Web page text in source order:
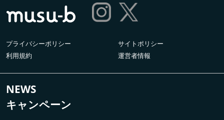
プライバシーポリシー
サイトポリシー
利用規約
運営者情報
NEWS
キャンペーン